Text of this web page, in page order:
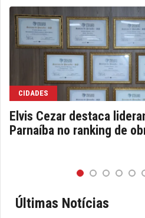
CIDADES
Elvis Cezar destaca
Parnaíba no ranking de
Últimas Notícias